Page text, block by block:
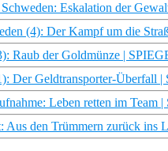
Eskalation der
(4): Der Kampf um die
Raub der Goldmünze |
Der Geldtransporter-Überfall
Leben retten im Team
Aus den Trümmern zurück ins